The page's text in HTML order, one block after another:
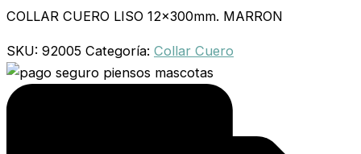
COLLAR CUERO LISO 12x300mm. MARRON
SKU: 92005 Categoría: Collar Cuero